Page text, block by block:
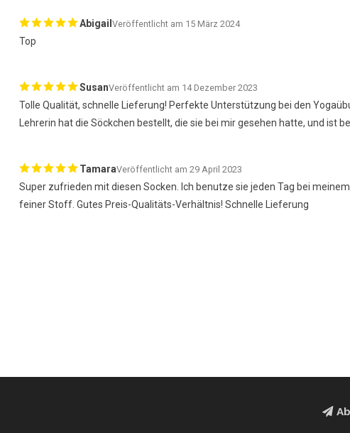
Abigail Veröffentlicht am 15 März 2024
Top
SusanVeröffentlicht am 14 Dezember 2023
Tolle Qualität, schnelle Lieferung! Perfekte Unterstützung bei den
Lehrerin hat die Söckchen bestellt, die sie bei mir gesehen hatte, und ist
TamaraVeröffentlicht am 29 April 2023
Super zufrieden mit diesen Socken. Ich benutze sie jeden Tag bei
feiner Stoff. Gutes Preis-Qualitäts-Verhältnis! Schnelle Lieferung